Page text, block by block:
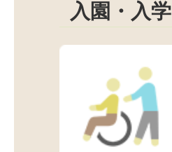
入園・入学